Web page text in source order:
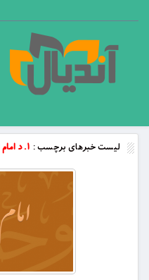
لیست خبرهای برچسب : ١. د امام ابوحنيفه (ره) په لارويانو کې څو لاسي